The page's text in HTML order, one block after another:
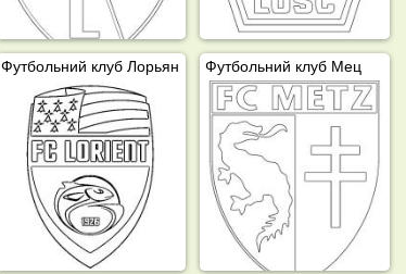
Футбольний клуб Лорьян Футбольний клуб Мец